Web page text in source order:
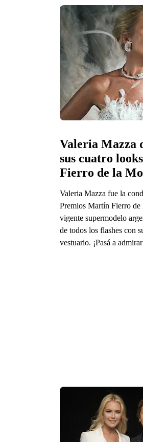
Valeria Mazza
sus cuatro
Valeria Mazza fue la
Premios Martín Fierro
vigente supermodelo
de todos los flashes con
vestuario. ¡Pasá a